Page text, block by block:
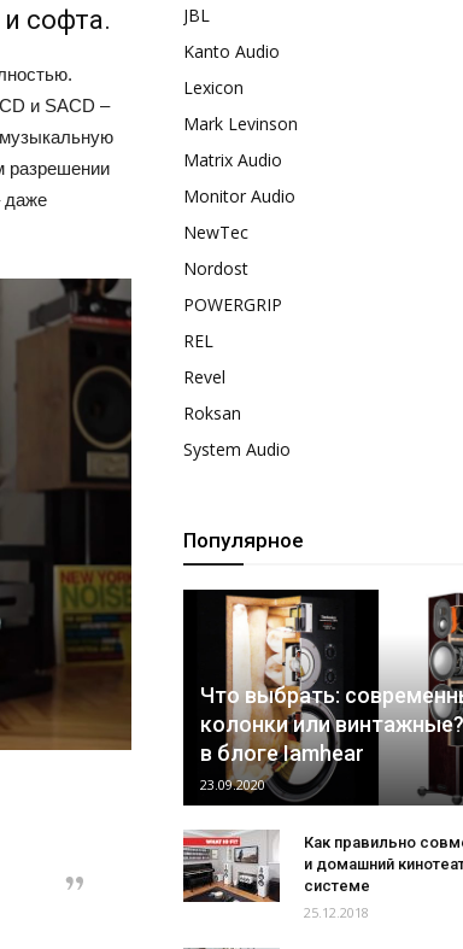
софта.
и SACD –
разрешении
даже
JBL
Kanto Audio
Lexicon
Mark Levinson
Matrix Audio
Monitor Audio
NewTec
Nordost
POWERGRIP
REL
Revel
Roksan
System Audio
Популярное
Что выбрать:
колонки или
в блоге Iamhear
23.09.2020
Как правильно
и домашний
системе
25.12.2018